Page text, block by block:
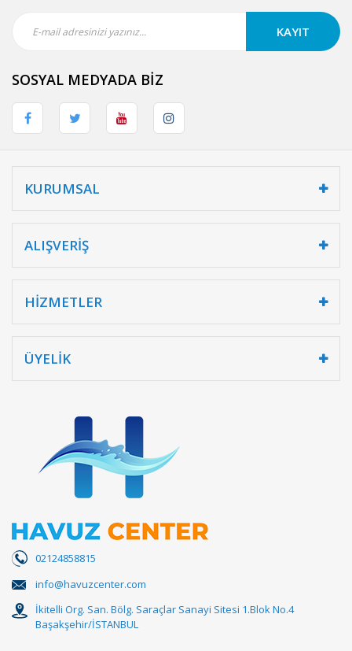
KAYIT
SOSYAL MEDYADA BİZ
KURUMSAL
ALIŞVERİŞ
HİZMETLER
ÜYELİK
02124858815
info@havuzcenter.com
İkitelli Org. San. Bölg. Saraçlar Sanayi Sitesi 1.Blok No.4
Başakşehir/İSTANBUL